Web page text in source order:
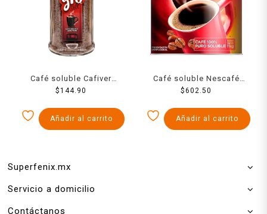
Café soluble Cafiver
Negro 180 g
$144.90
Añadir al carrito
Café soluble Nescafé
Clásico 1 kg
$602.50
Añadir al carrito
Superfenix.mx
Servicio a domicilio
Contáctanos